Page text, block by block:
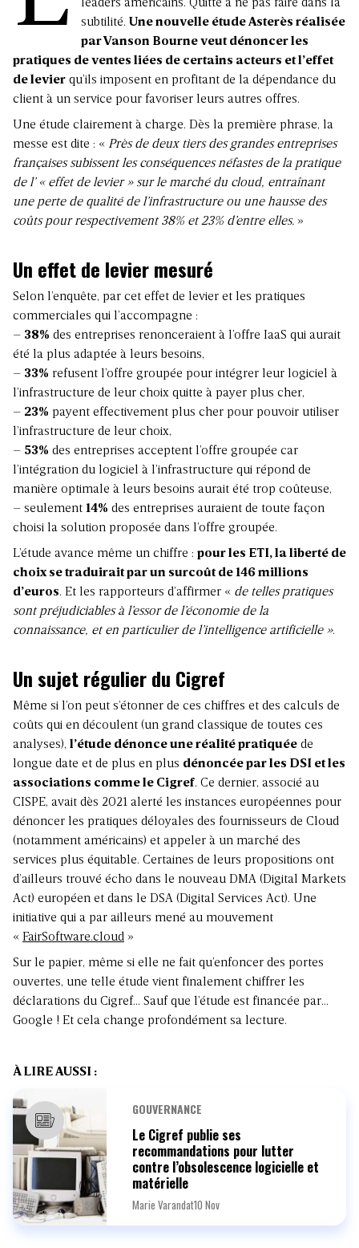
leaders américains. Quitte à ne pas faire dans la
subtilité. Une nouvelle étude Asterès réalisée
par Vanson Bourne veut dénoncer les
pratiques de ventes liées de certains acteurs et l’effet
de levier qu’ils imposent en profitant de la dépendance du
client à un service pour favoriser leurs autres offres.
Une étude clairement à charge. Dès la première phrase, la
messe est dite : « Près de deux tiers des grandes entreprises
françaises subissent les conséquences néfastes de la pratique
de l’ « effet de levier » sur le marché du cloud, entraînant
une perte de qualité de l’infrastructure ou une hausse des
coûts pour respectivement 38% et 23% d’entre elles. »
Un effet de levier mesuré
Selon l’enquête, par cet effet de levier et les pratiques
commerciales qui l’accompagne :
– 38% des entreprises renonceraient à l’offre IaaS qui aurait
été la plus adaptée à leurs besoins,
– 33% refusent l’offre groupée pour intégrer leur logiciel à
l’infrastructure de leur choix quitte à payer plus cher,
– 23% payent effectivement plus cher pour pouvoir utiliser
l’infrastructure de leur choix,
– 53% des entreprises acceptent l’offre groupée car
l’intégration du logiciel à l’infrastructure qui répond de
manière optimale à leurs besoins aurait été trop coûteuse,
– seulement 14% des entreprises auraient de toute façon
choisi la solution proposée dans l’offre groupée.
L’étude avance même un chiffre : pour les ETI, la liberté de
choix se traduirait par un surcoût de 146 millions
d’euros. Et les rapporteurs d’affirmer « de telles pratiques
sont préjudiciables à l’essor de l’économie de la
connaissance, et en particulier de l’intelligence artificielle ».
Un sujet régulier du Cigref
Même si l’on peut s’étonner de ces chiffres et des calculs de
coûts qui en découlent (un grand classique de toutes ces
analyses), l’étude dénonce une réalité pratiquée de
longue date et de plus en plus dénoncée par les DSI et les
associations comme le Cigref. Ce dernier, associé au
CISPE, avait dès 2021 alerté les instances européennes pour
dénoncer les pratiques déloyales des fournisseurs de Cloud
(notamment américains) et appeler à un marché des
services plus équitable. Certaines de leurs propositions ont
d’ailleurs trouvé écho dans le nouveau DMA (Digital Markets
Act) européen et dans le DSA (Digital Services Act). Une
initiative qui a par ailleurs mené au mouvement
« FairSoftware.cloud »
Sur le papier, même si elle ne fait qu’enfoncer des portes
ouvertes, une telle étude vient finalement chiffrer les
déclarations du Cigref… Sauf que l’étude est financée par…
Google ! Et cela change profondément sa lecture.
À LIRE AUSSI :
GOUVERNANCE
Le Cigref publie ses
recommandations pour lutter
contre l’obsolescence logicielle et
matérielle
Marie Varandat10 Nov